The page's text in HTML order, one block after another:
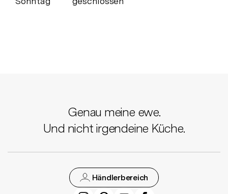
Genau meine ewe.
Und nicht irgendeine Küche.
Händlerbereich